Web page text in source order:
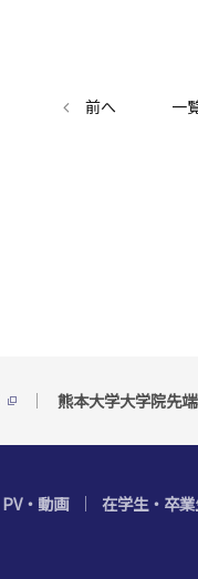
前へ 一
熊本大学大学院先
PV・動画 在学生・卒